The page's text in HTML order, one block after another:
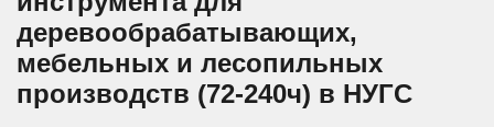
деревообрабатывающих,
мебельных и лесопильных
производств (72-240ч) в НУГС